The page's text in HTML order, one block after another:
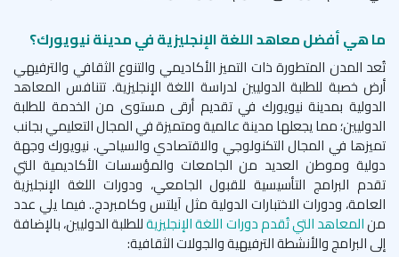
ما هي أفضل معاهد اللغة الإنجليزية في مدينة نيويورك؟
تُعد المدن المتطورة ذات التميز الأكاديمي والتنوع الثقافي والترفيهي
أرض خصبة للطلبة الدوليين لدراسة اللغة الإنجليزية. تتنافس المعاهد
الدولية بمدينة نيويورك في تقديم أرقى مستوى من الخدمة للطلبة
الدوليين؛ مما يجعلها مدينة عالمية ومتميزة في المجال التعليمي بجانب
تميزها في المجال التكنولوجي والاقتصادي والسياحي. نيويورك وجهة
دولية وموطن العديد من الجامعات والمؤسسات الأكاديمية التي
تقدم البرامج التأسيسية للقبول الجامعي، ودورات اللغة الإنجليزية
العامة، ودورات الاختبارات الدولية مثل آيلتس وكامبردج.. فيما يلي عدد
منالمعاهد التي تُقدم دورات اللغة الإنجليزيةللطلبة الدوليين، بالإضافة
إلى البرامج والأنشطة الترفيهية والجولات الثقافية: